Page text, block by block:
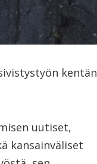
kentän
uutiset,
kansainväliset